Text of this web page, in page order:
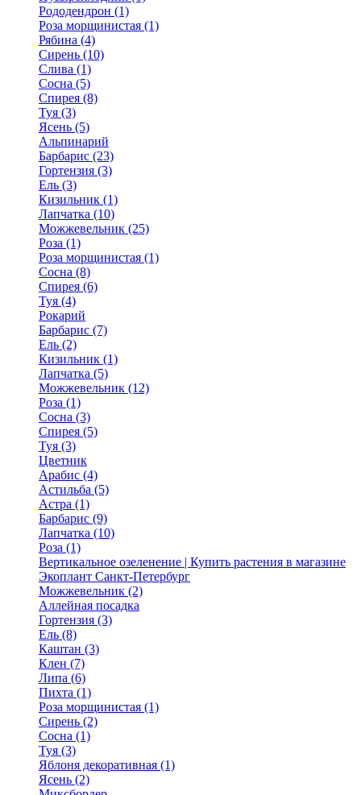
Рододендрон (1)
Роза морщинистая (1)
Рябина (4)
Сирень (10)
Слива (1)
Сосна (5)
Спирея (8)
Туя (3)
Ясень (5)
Альпинарий
Барбарис (23)
Гортензия (3)
Ель (3)
Кизильник (1)
Лапчатка (10)
Можжевельник (25)
Роза (1)
Роза морщинистая (1)
Сосна (8)
Спирея (6)
Туя (4)
Рокарий
Барбарис (7)
Ель (2)
Кизильник (1)
Лапчатка (5)
Можжевельник (12)
Роза (1)
Сосна (3)
Спирея (5)
Туя (3)
Цветник
Арабис (4)
Астильба (5)
Астра (1)
Барбарис (9)
Лапчатка (10)
Роза (1)
Вертикальное озеленение | Купить растения в магазине
Экоплант Санкт-Петербург
Можжевельник (2)
Аллейная посадка
Гортензия (3)
Ель (8)
Каштан (3)
Клен (7)
Липа (6)
Пихта (1)
Роза морщинистая (1)
Сирень (2)
Сосна (1)
Туя (3)
Яблоня декоративная (1)
Ясень (2)